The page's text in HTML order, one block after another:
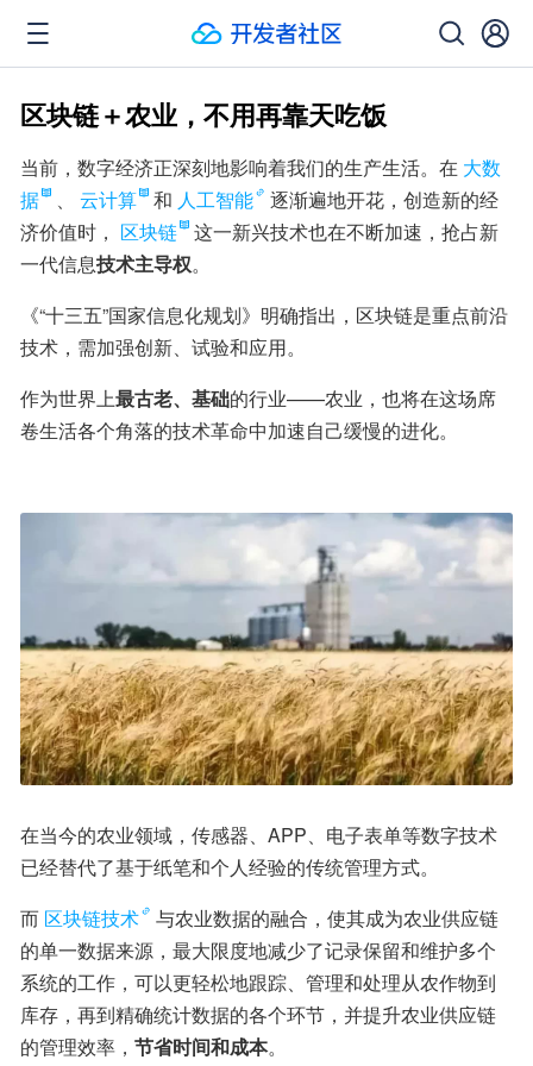
区块链＋农业，不用再靠天吃饭
当前，数字经济正深刻地影响着我们的生产生活。在 大数
据
、 云计算 和 人工智能
逐渐遍地开花，创造新的经
济价值时， 区块链
这一新兴技术也在不断加速，抢占新
一代信息技术主导权。
《“十三五”国家信息化规划》明确指出，区块链是重点前沿
技术，需加强创新、试验和应用。
作为世界上最古老、基础的行业——农业，也将在这场席
卷生活各个角落的技术革命中加速自己缓慢的进化。
在当今的农业领域，传感器、APP、电子表单等数字技术
已经替代了基于纸笔和个人经验的传统管理方式。
而 区块链技术
与农业数据的融合，使其成为农业供应链
的单一数据来源，最大限度地减少了记录保留和维护多个
系统的工作，可以更轻松地跟踪、管理和处理从农作物到
库存，再到精确统计数据的各个环节，并提升农业供应链
的管理效率， 节省时间和成本。